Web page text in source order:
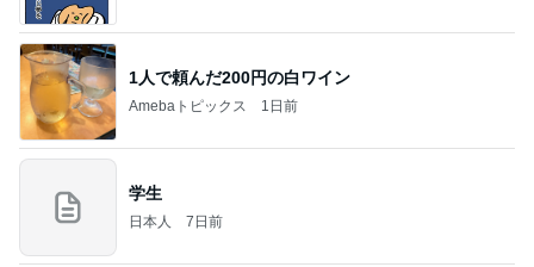
1人で頼んだ200円の白ワイン
Amebaトピックス 1日前
学生
日本人 7日前